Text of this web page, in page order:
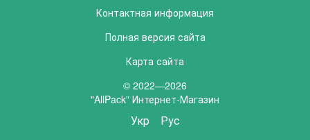
Контактная информация
Полная версия сайта
Карта сайта
© 2022—2026
"AllPack" Интернет-Магазин
Укр Рус